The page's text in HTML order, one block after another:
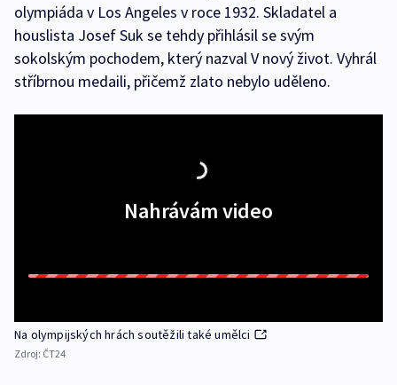
olympiáda v Los Angeles v roce 1932. Skladatel a
houslista Josef Suk se tehdy přihlásil se svým
sokolským pochodem, který nazval V nový život. Vyhrál
stříbrnou medaili, přičemž zlato nebylo uděleno.
Nahrávám video
Na olympijských hrách soutěžili také umělci
Zdroj: ČT24